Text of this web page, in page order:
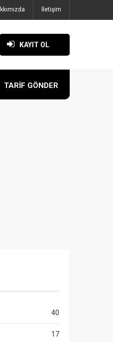
İletişim
KAYIT OL
TARİF GÖNDER
40
17